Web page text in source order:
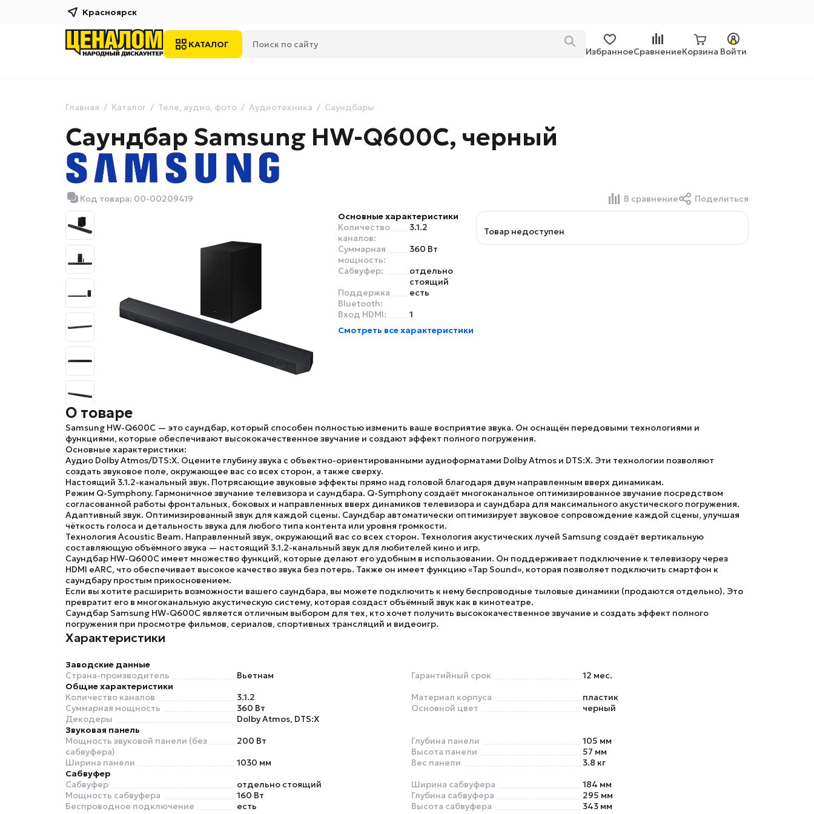
Красноярск
КАТАЛОГ
ИзбранноеСравнениеКорзина Войти
Главная Каталог Теле, аудио, фото Аудиотехника Саундбары
Саундбар Samsung HW-Q600C, черный
Код товара: 00-00209419 В сравнение
Поделиться
Основные характеристики
Количество
каналов:
3.1.2
Суммарная
мощность:
360 Вт
Сабвуфер:
отдельно
стоящий
Поддержка
Bluetooth:
есть
Вход HDMI:
1
Смотреть все характеристики
Товар недоступен
О товаре
Samsung HW-Q600C — это саундбар, который способен полностью изменить ваше восприятие звука. Он оснащён передовыми технологиями и
функциями, которые обеспечивают высококачественное звучание и создают эффект полного погружения.
Основные характеристики:
Аудио Dolby Atmos/DTS:X. Оцените глубину звука с объектно-ориентированными аудиоформатами Dolby Atmos и DTS:X. Эти технологии позволяют
создать звуковое поле, окружающее вас со всех сторон, а также сверху.
Настоящий 3.1.2-канальный звук. Потрясающие звуковые эффекты прямо над головой благодаря двум направленным вверх динамикам.
Режим Q-Symphony. Гармоничное звучание телевизора и саундбара. Q-Symphony создаёт многоканальное оптимизированное звучание посредством
согласованной работы фронтальных, боковых и направленных вверх динамиков телевизора и саундбара для максимального акустического погружения.
Адаптивный звук. Оптимизированный звук для каждой сцены. Саундбар автоматически оптимизирует звуковое сопровождение каждой сцены, улучшая
чёткость голоса и детальность звука для любого типа контента или уровня громкости.
Технология Acoustic Beam. Направленный звук, окружающий вас со всех сторон. Технология акустических лучей Samsung создаёт вертикальную
составляющую объёмного звука — настоящий 3.1.2-канальный звук для любителей кино и игр.
Саундбар HW-Q600C имеет множество функций, которые делают его удобным в использовании. Он поддерживает подключение к телевизору через
HDMI eARC, что обеспечивает высокое качество звука без потерь. Также он имеет функцию «Tap Sound», которая позволяет подключить смартфон к
саундбару простым прикосновением.
Если вы хотите расширить возможности вашего саундбара, вы можете подключить к нему беспроводные тыловые динамики (продаются отдельно). Это
превратит его в многоканальную акустическую систему, которая создаст объёмный звук как в кинотеатре.
Саундбар Samsung HW-Q600C является отличным выбором для тех, кто хочет получить высококачественное звучание и создать эффект полного
погружения при просмотре фильмов, сериалов, спортивных трансляций и видеоигр.
Характеристики
Заводские данные
Страна-производитель
Вьетнам Гарантийный срок
12 мес.
Общие характеристики
Количество каналов
3.1.2
Суммарная мощность
360 Вт
Декодеры
Dolby Atmos, DTS:X
Материал корпуса
пластик
Основной цвет
черный
Звуковая панель
Мощность звуковой панели (без
сабвуфера)
200 Вт
Ширина панели
1030 мм
Глубина панели
105 мм
Высота панели
57 мм
Вес панели
3.8 кг
Сабвуфер
Сабвуфер
отдельно стоящий
Мощность сабвуфера
160 Вт
Беспроводное подключение
есть
Ширина сабвуфера
184 мм
Глубина сабвуфера
295 мм
Высота сабвуфера
343 мм